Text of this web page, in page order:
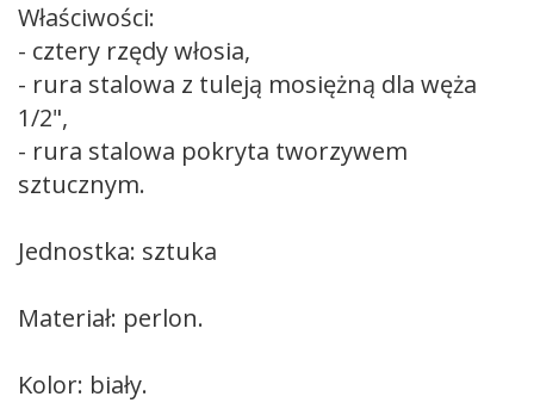
Właściwości:
- cztery rzędy włosia,
- rura stalowa z tuleją mosiężną dla węża
1/2",
- rura stalowa pokryta tworzywem
sztucznym.
Jednostka: sztuka
Materiał: perlon.
Kolor: biały.